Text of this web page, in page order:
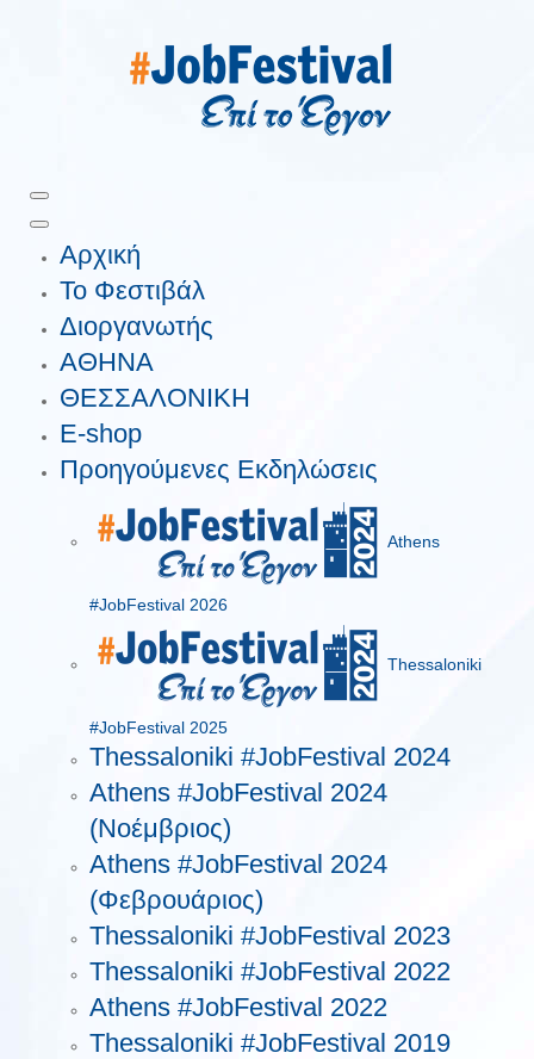
Αρχική
Το Φεστιβάλ
Διοργανωτής
ΑΘΗΝΑ
ΘΕΣΣΑΛΟΝΙΚΗ
E-shop
Προηγούμενες Εκδηλώσεις
Athens
#JobFestival 2026
Thessaloniki
#JobFestival 2025
Thessaloniki #JobFestival 2024
Athens #JobFestival 2024
(Νοέμβριος)
Athens #JobFestival 2024
(Φεβρουάριος)
Thessaloniki #JobFestival 2023
Thessaloniki #JobFestival 2022
Athens #JobFestival 2022
Thessaloniki #JobFestival 2019